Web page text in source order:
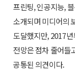
프린팅, 인공지능,
소개되며 미디어의
도달했지만, 2017
전망은 점차 줄어들
공통된 의견이다.